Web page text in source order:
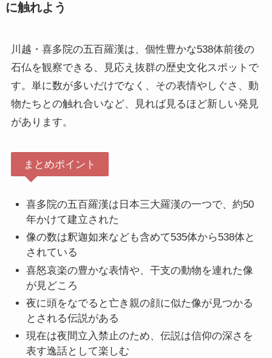
に触れよう
川越・喜多院の五百羅漢は、個性豊かな538体前後の
石仏を観察できる、見応え抜群の歴史文化スポットで
す。単に数が多いだけでなく、その表情やしぐさ、動
物たちとの触れ合いなど、見れば見るほど新しい発見
があります。
まとめポイント
喜多院の五百羅漢は日本三大羅漢の一つで、約50
年かけて建立された
像の数は釈迦如来なども含めて535体から538体と
されている
喜怒哀楽の豊かな表情や、干支の動物を連れた像
が見どころ
夜に頭をなでると亡き親の顔に似た像が見つかる
とされる伝説がある
現在は夜間立入禁止のため、伝説は信仰の深さを
表す逸話として楽しむ